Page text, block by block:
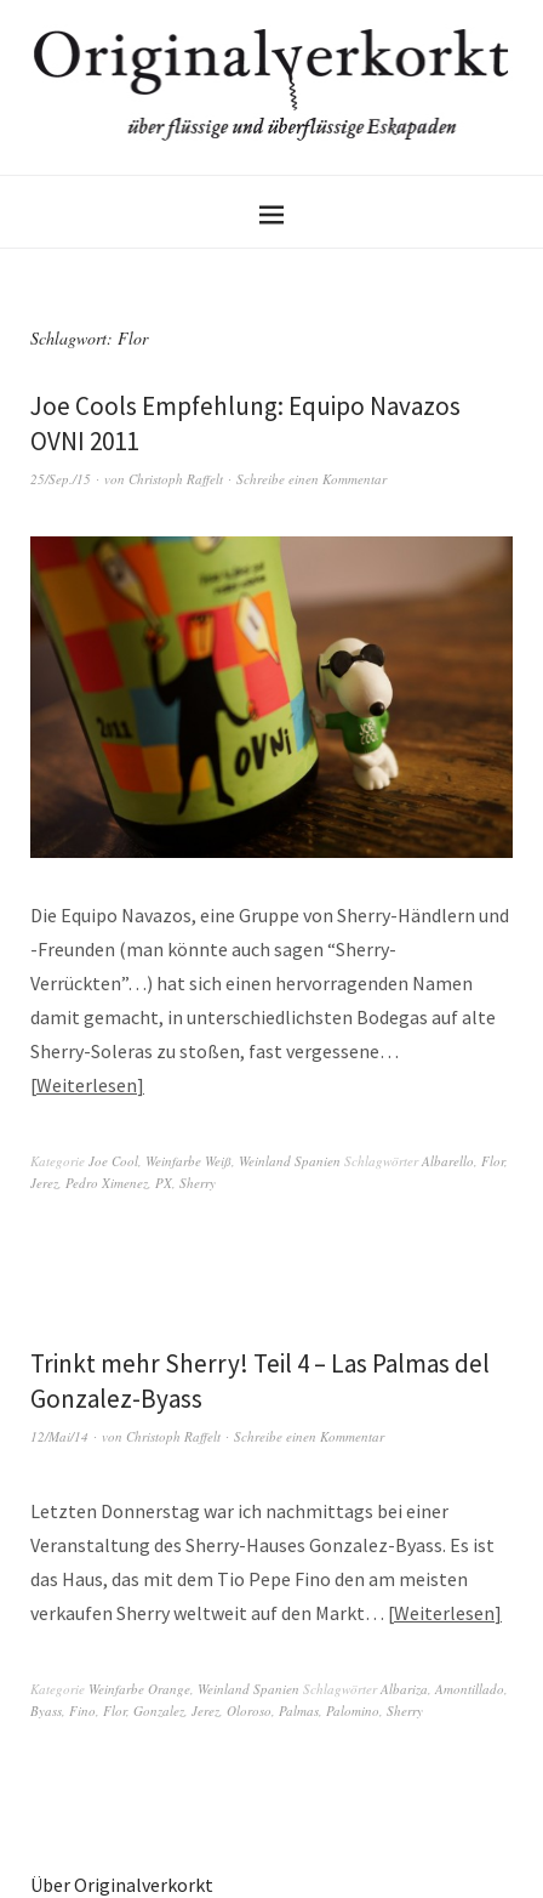
Schlagwort: Flor
Joe Cools Empfehlung: Equipo Navazos
OVNI 2011
25/Sep./15 von Christoph Raffelt Schreibe einen Kommentar
Die Equipo Navazos, eine Gruppe von Sherry-Händlern und
-Freunden (man könnte auch sagen “Sherry-
Verrückten”…) hat sich einen hervorragenden Namen
damit gemacht, in unterschiedlichsten Bodegas auf alte
Sherry-Soleras zu stoßen, fast vergessene…
Weiterlesen
Kategorie Joe Cool Weinfarbe Weiß Weinland Spanien SchlagwörterAlbarello Flor,
Jerez Pedro Ximenez PX Sherry
Trinkt mehr Sherry! Teil 4 – Las Palmas del
Gonzalez-Byass
12/Mai/14 von Christoph Raffelt Schreibe einen Kommentar
Letzten Donnerstag war ich nachmittags bei einer
Veranstaltung des Sherry-Hauses Gonzalez-Byass. Es ist
das Haus, das mit dem Tio Pepe Fino den am meisten
verkaufen Sherry weltweit auf den Markt… Weiterlesen
Kategorie Weinfarbe Orange Weinland Spanien SchlagwörterAlbariza Amontillado
Byass Fino Flor, Gonzalez Jerez Oloroso Palmas Palomino Sherry
Über Originalverkorkt